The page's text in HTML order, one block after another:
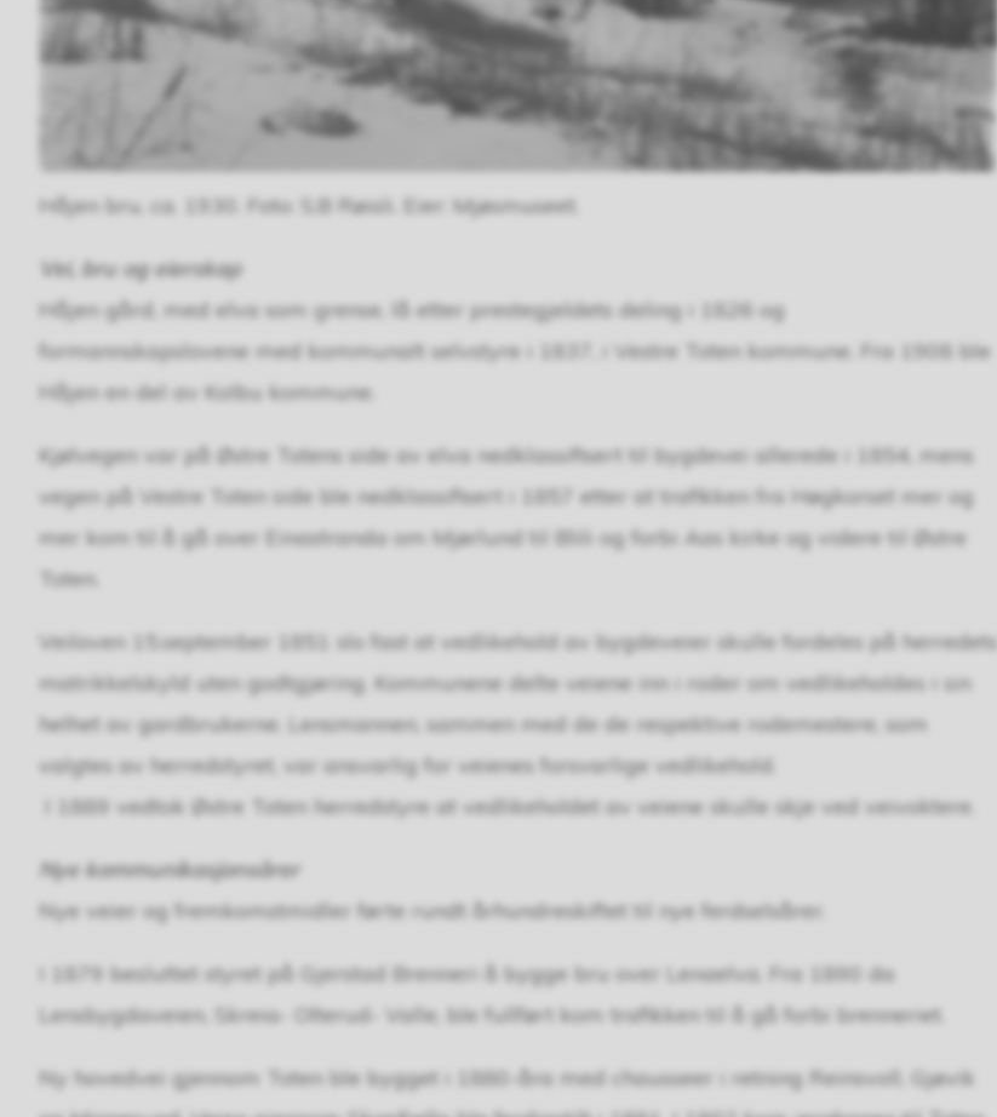
Håjen bru, ca. 1930. Foto: S.B Røisli. Eier: Mjøsmuseet.
Vei, bru og eierskap
Håjen gård, med elva som grense, lå etter prestegjeldets deling i 1826 og
formannskapslovene med kommunalt selvstyre i 1837, i Vestre Toten kommune. Fra 1908 ble
Håjen en del av Kolbu kommune.
Kjølvegen var på Østre Totens side av elva nedklassifisert til bygdevei allerede i 1854, mens
vegen på Vestre Toten side ble nedklassifisert i 1857 etter at trafikken fra Høgkorset mer og
mer kom til å gå over Einastranda om Mjørlund til Blili og forbi Aas kirke og videre til Østre
Toten.
Veiloven 15.september 1851 slo fast at vedlikehold av bygdeveier skulle fordeles på herredets
matrikkelskyld uten godtgjøring. Kommunene delte veiene inn i roder om vedlikeholdes i sin
helhet av gardbrukerne. Lensmannen, sammen med de de respektive rodemestere, som
valgtes av herredstyret, var ansvarlig for veienes forsvarlige vedlikehold.
I 1889 vedtok Østre Toten herredstyre at vedlikeholdet av veiene skulle skje ved veivoktere.
Nye kommunikasjonsårer
Nye veier og fremkomstmidler førte rundt århundreskiftet til nye ferdselsårer.
I 1879 besluttet styret på Gjerstad Brenneri å bygge bru over Lenaelva. Fra 1890 da
Lensbygdaveien, Skreia- Olterud- Valle, ble fullført kom trafikken til å gå forbi brenneriet.
Ny hovedvei gjennom Toten ble bygget i 1880-åra med chausseer i retning Reinsvoll, Gjøvik